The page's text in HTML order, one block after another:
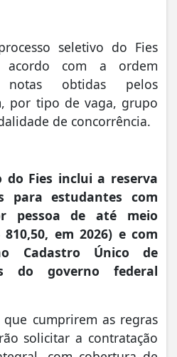
seletivo do Fies
acordo com a ordem
notas obtidas pelos
por tipo de vaga, grupo
de concorrência.
do Fies inclui a reserva
para estudantes com
pessoa de até meio
em 2026) e com
Cadastro Único de
do governo federal
que cumprirem as regras
solicitar a contratação